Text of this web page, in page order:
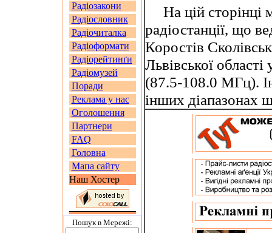
Радіозакони
Радіословник
Радіочиталка
Радіоформати
Радіорейтинґи
Радіомузей
Поради
Реклама у нас
Оголошення
Партнери
FAQ
Головна
Мапа сайту
Наш Хостер
Пошук в Мережi:
На цій сторінці
радіостанції, що
Коростів
Львівської
(87.5-108.0 МГц).
інших діапазонах